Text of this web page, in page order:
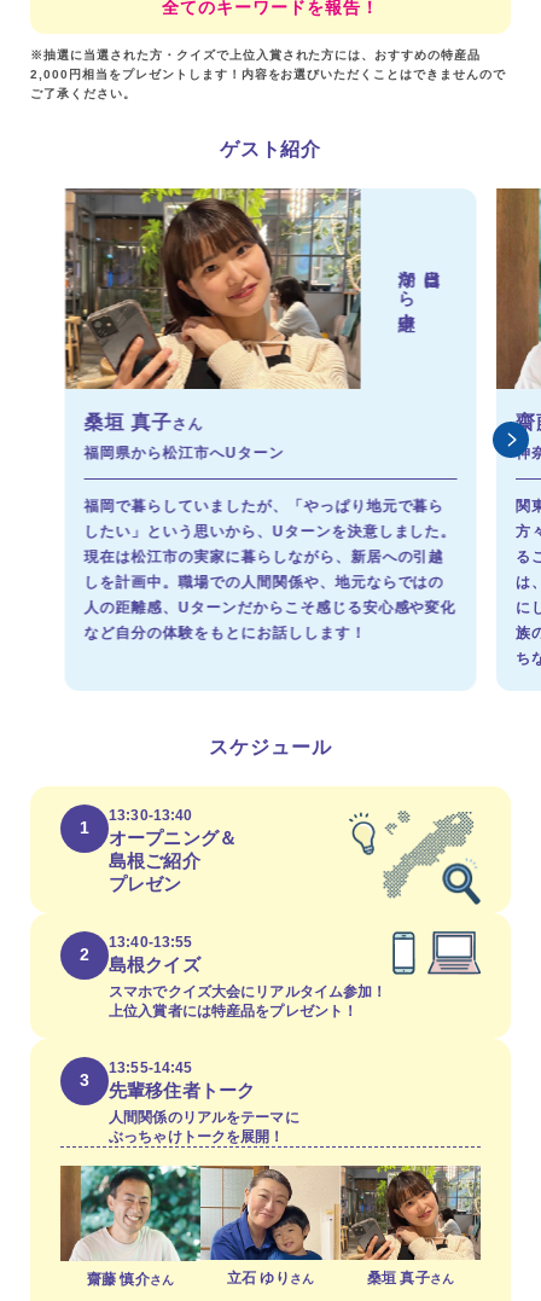
全てのキーワードを報告！
※抽選に当選された方・クイズで上位入賞された方には、おすすめの特産品
2,000円相当をプレゼントします！内容をお選びいただくことはできませんので
ご了承ください。
ゲスト紹介
当日は
湖から中継！
桑垣 真子さん
福岡県から松江市へUターン
福岡で暮らしていましたが、「やっぱり地元で暮ら
したい」という思いから、Uターンを決意しました。
現在は松江市の実家に暮らしながら、新居への引越
しを計画中。職場での人間関係や、地元ならではの
人の距離感、Uターンだからこそ感じる安心感や変化
など自分の体験をもとにお話しします！
齋
神
関
方
る
は
に
族
ち
スケジュール
1
13:30-13:40
オープニング＆
島根ご紹介
プレゼン
2
13:40-13:55
島根クイズ
スマホでクイズ大会にリアルタイム参加！
上位入賞者には特産品をプレゼント！
3
13:55-14:45
先輩移住者トーク
人間関係のリアルをテーマに
ぶっちゃけトークを展開！
齋藤 慎介さん 立石 ゆり さん 桑垣 真子さん